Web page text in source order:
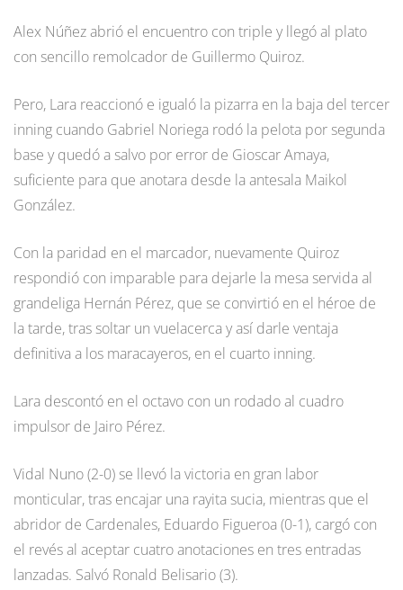
Alex Núñez abrió el encuentro con triple y llegó al plato
con sencillo remolcador de Guillermo Quiroz.
Pero, Lara reaccionó e igualó la pizarra en la baja del tercer
inning cuando Gabriel Noriega rodó la pelota por segunda
base y quedó a salvo por error de Gioscar Amaya,
suficiente para que anotara desde la antesala Maikol
González.
Con la paridad en el marcador, nuevamente Quiroz
respondió con imparable para dejarle la mesa servida al
grandeliga Hernán Pérez, que se convirtió en el héroe de
la tarde, tras soltar un vuelacerca y así darle ventaja
definitiva a los maracayeros, en el cuarto inning.
Lara descontó en el octavo con un rodado al cuadro
impulsor de Jairo Pérez.
Vidal Nuno (2-0) se llevó la victoria en gran labor
monticular, tras encajar una rayita sucia, mientras que el
abridor de Cardenales, Eduardo Figueroa (0-1), cargó con
el revés al aceptar cuatro anotaciones en tres entradas
lanzadas. Salvó Ronald Belisario (3).